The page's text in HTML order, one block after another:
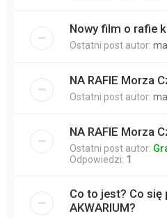
Nowy film o rafie
Ostatni post autor:
NA RAFIE Morza
Ostatni post autor:
NA RAFIE Morza
Ostatni post autor:
Odpowiedzi: 1
Co to jest? Co się
AKWARIUM?